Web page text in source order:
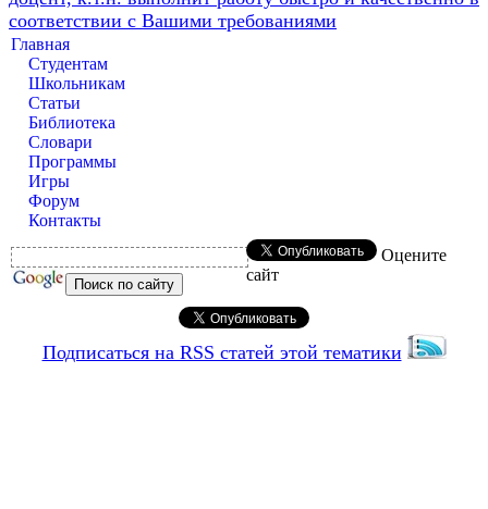
соответствии с Вашими требованиями
Главная
Студентам
Школьникам
Статьи
Библиотека
Словари
Программы
Игры
Форум
Контакты
Оцените
сайт
Подписаться на RSS статей этой тематики